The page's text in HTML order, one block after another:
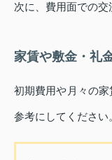
次に、費用面での交
家賃や敷金・礼
初期費用や月々の
参考にしてください